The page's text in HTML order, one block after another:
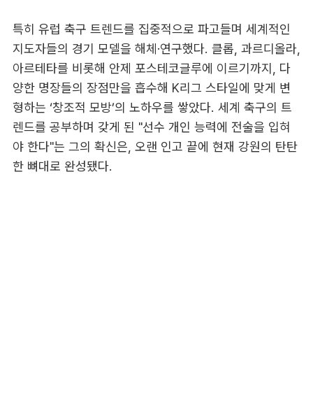
특히 유럽 축구 트렌드를 집중적으로 파고들며 세계적인
지도자들의 경기 모델을 해체·연구했다. 클롭, 과르디올라,
아르테타를 비롯해 안제 포스테코글루에 이르기까지, 다
양한 명장들의 장점만을 흡수해 K리그 스타일에 맞게 변
형하는 ‘창조적 모방’의 노하우를 쌓았다. 세계 축구의 트
렌드를 공부하며 갖게 된 "선수 개인 능력에 전술을 입혀
야 한다"는 그의 확신은, 오랜 인고 끝에 현재 강원의 탄탄
한 뼈대로 완성됐다.